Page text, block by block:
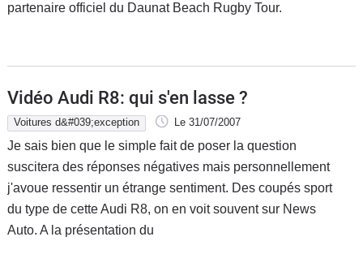
partenaire officiel du Daunat Beach Rugby Tour.
Vidéo Audi R8: qui s'en lasse ?
Voitures d&#039;exception Le 31/07/2007
Je sais bien que le simple fait de poser la question
suscitera des réponses négatives mais personnellement
j'avoue ressentir un étrange sentiment. Des coupés sport
du type de cette Audi R8, on en voit souvent sur News
Auto. A la présentation du